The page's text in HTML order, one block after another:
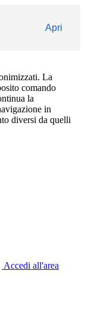
Apri
La
comando
la
in
diversi da quelli
Accedi all'area